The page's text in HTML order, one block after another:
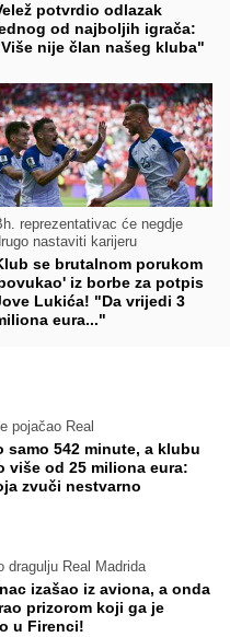
potvrdio odlazak
od najboljih igrača:
nije član našeg kluba"
reprezentativac će negdje
nastaviti karijeru
se brutalnom porukom
iz borbe za potpis
Lukića! "Da vrijedi 3
eura..."
pojačao Real
samo 542 minute, a klubu
više od 25 miliona eura:
zvuči nestvarno
dragulju Real Madrida
izašao iz aviona, a onda
prizorom koji ga je
u Firenci!